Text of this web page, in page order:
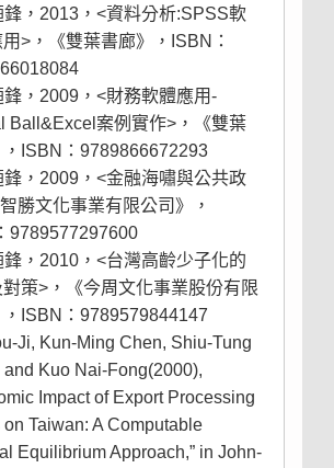
鋒，2013，<資料分析:SPSS軟
>，《雙葉書廊》，ISBN：
鋒，2009，<財務軟體應用-
Ball&Excel案例實作>，《雙葉
ISBN：9789866672293
鋒，2009，<金融海嘯與公共政
勝文化事業有限公司》，
9789577297600
鋒，2010，<台灣高齡少子化的
對策>，《今周文化事業股份有限
ISBN：9789579844147
Ji, Kun-Ming Chen, Shiu-Tung
and Kuo Nai-Fong(2000),
Impact of Export Processing
Taiwan: A Computable
Equilibrium Approach,” in John-